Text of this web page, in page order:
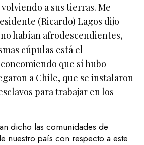
a sus tierras. Me
(Ricardo) Lagos dijo
habían afrodescendientes,
cúpulas está el
que sí hubo
a Chile, que se instalaron
para trabajar en los
dicho las comunidades de
nuestro país con respecto a este